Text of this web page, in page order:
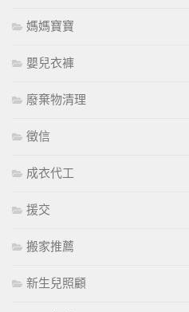
媽媽寶寶
嬰兒衣褲
廢棄物清理
徵信
成衣代工
援交
搬家推薦
新生兒照顧